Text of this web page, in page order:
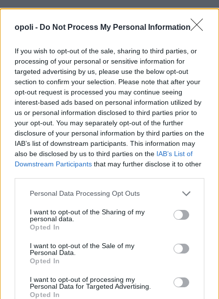
opoli - Do Not Process My Personal Information
If you wish to opt-out of the sale, sharing to third parties, or
processing of your personal or sensitive information for
targeted advertising by us, please use the below opt-out
section to confirm your selection. Please note that after your
opt-out request is processed you may continue seeing
interest-based ads based on personal information utilized by
us or personal information disclosed to third parties prior to
your opt-out. You may separately opt-out of the further
disclosure of your personal information by third parties on the
IAB’s list of downstream participants. This information may
also be disclosed by us to third parties on the IAB’s List of
Downstream Participants that may further disclose it to other
Personal Data Processing Opt Outs
I want to opt-out of the Sharing of my
personal data.
Opted In
I want to opt-out of the Sale of my
Personal Data.
Opted In
I want to opt-out of processing my
Personal Data for Targeted Advertising.
Opted In
ΑΝΤΙΜΕΤΩΠΙΣΗ ΣΧΟΛΙΚΗΣ ΒΙΑΣ
ΣΥΣΠΕΙΡΩΣΗ ΕΚΠΑΙΔΕΥΤΙΚΩΝ
FacebookTwitter PinterestLinkedInTumblr TelegramEmail
Θ. Πλεύρης: Σε εξέλιξη η
διαδικασία αναγνώρισης των
Τον Απρίλιο η δοκιμαστική
λειτουργία του Μετρό
ΣΧΕΤΙΚΈΣ ΑΝΑΡΤΉΣΕΙΣ